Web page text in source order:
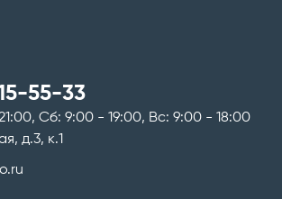
55-33
Сб: 9:00 - 19:00, Вс: 9:00 - 18:00
д.3, к.1